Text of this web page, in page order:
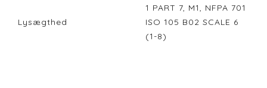
1 PART 7, M1, NFPA 701
Lysægthed
ISO 105 B02 SCALE 6
(1-8)